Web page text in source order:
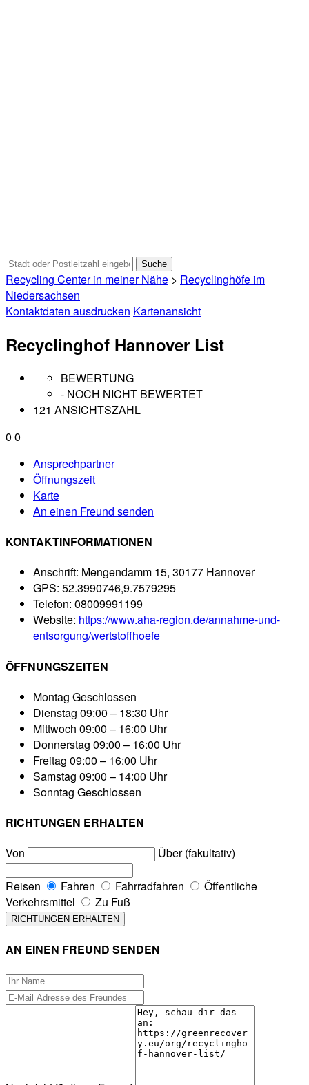
Recycling Center in meiner Nähe > Recyclinghöfe im
Niedersachsen
Kontaktdaten ausdrucken Kartenansicht
Recyclinghof Hannover List
BEWERTUNG
- NOCH NICHT BEWERTET
121 ANSICHTSZAHL
0 0
Ansprechpartner
Öffnungszeit
Karte
An einen Freund senden
KONTAKTINFORMATIONEN
Anschrift: Mengendamm 15, 30177 Hannover
GPS: 52.3990746,9.7579295
Telefon: 08009991199
Website: https://www.aha-region.de/annahme-und-
entsorgung/wertstoffhoefe
ÖFFNUNGSZEITEN
Montag Geschlossen
Dienstag 09:00 – 18:30 Uhr
Mittwoch 09:00 – 16:00 Uhr
Donnerstag 09:00 – 16:00 Uhr
Freitag 09:00 – 16:00 Uhr
Samstag 09:00 – 14:00 Uhr
Sonntag Geschlossen
RICHTUNGEN ERHALTEN
Von
Über (fakultativ)
Reisen Fahren Fahrradfahren
Öffentliche
Verkehrsmittel
Zu Fuß
AN EINEN FREUND SENDEN